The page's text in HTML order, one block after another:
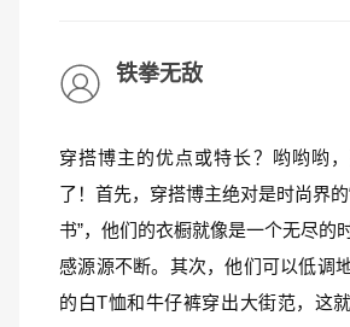
铁拳无敌
穿搭博主的优点或特长？哟哟哟
了！首先，穿搭博主绝对是时尚界
书”，他们的衣橱就像是一个无尽的
感源源不断。其次，他们可以低调
的白T恤和牛仔裤穿出大街范，这